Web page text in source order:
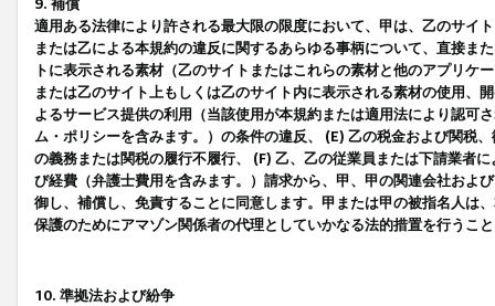
9. 補償
適用ある法律により許される最大限の限度において、甲は、乙のサイ
または乙による本規約の違反に関するあらゆる事柄について、直接ま
トに表示される素材（乙のサイトまたはこれらの素材と他のアプリ
または乙のサイト上もしくは乙のサイト内に表示される素材の使用、
よるサービス提供の利用（当該使用が本規約または適用法により認可
ム・ポリシーを含みます。）の条件の違反、 (E) 乙の税金および関税
の義務または関税の履行不履行、 (F) 乙、乙の従業員または下請業者
び経費（弁護士費用を含みます。）請求から、甲、甲の関連会社およ
御し、補償し、免責することに同意します。甲または甲の被指名人は
保護のためにアマゾン関係者の代理としていかなる法的措置を行うこ
10. 準拠法および紛争